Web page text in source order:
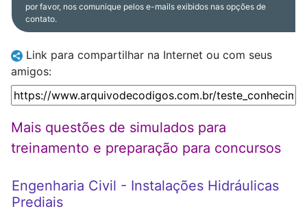
por favor, nos comunique pelos e-mails exibidos nas opções de
contato.
Link para compartilhar na Internet ou com seus
amigos:
Mais questões de simulados para
treinamento e preparação para concursos
Engenharia Civil - Instalações Hidráulicas
Prediais